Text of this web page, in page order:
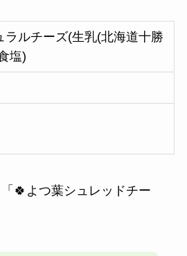
ラルチーズ(生乳(北海道十勝
塩)
🍀よつ葉シュレッドチー